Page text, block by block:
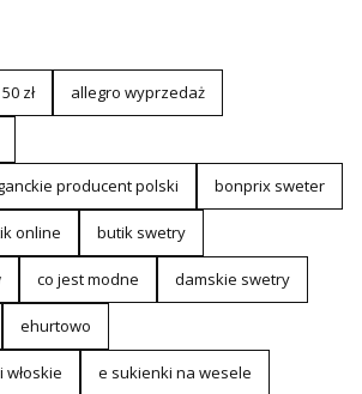
zł allegro wyprzedaż
producent polski bonprix sweter
online butik swetry
co jest modne damskie swetry
ehurtowo
e sukienki na wesele